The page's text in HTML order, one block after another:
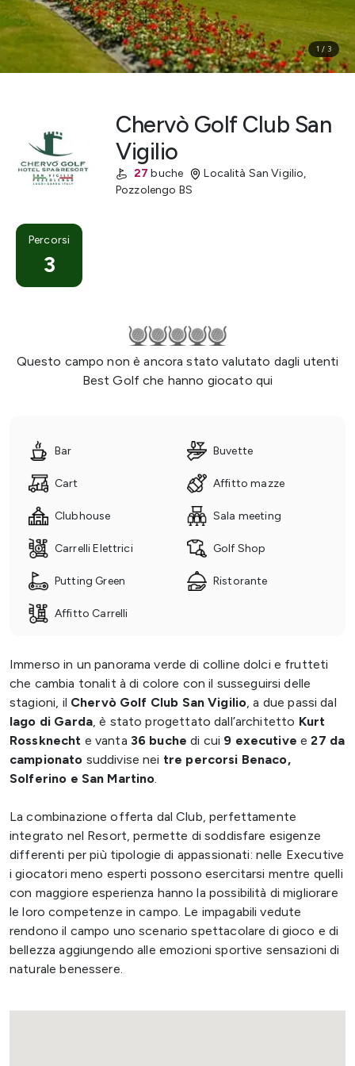
1 / 3
Chervò Golf Club San
Vigilio
27 buche Località San Vigilio,
Pozzolengo BS
Percorsi
3
Questo campo non è ancora stato valutato dagli utenti
Best Golf che hanno giocato qui
Bar Buvette
Cart Affitto mazze
Clubhouse Sala meeting
Carrelli Elettrici Golf Shop
Putting Green Ristorante
Affitto Carrelli
Immerso in un panorama verde di colline dolci e frutteti
che cambia tonalit à di colore con il susseguirsi delle
stagioni, il Chervò Golf Club San Vigilio , a due passi dal
lago di Garda, è stato progettato dall’architetto Kurt
Rossknecht e vanta 36 buche di cui 9 executive e27 da
campionato suddivise nei tre percorsi Benaco,
Solferino e San Martino
La combinazione offerta dal Club, perfettamente
integrato nel Resort, permette di soddisfare esigenze
differenti per più tipologie di appassionati: nelle Executive
i giocatori meno esperti possono esercitarsi mentre quelli
con maggiore esperienza hanno la possibilità di migliorare
le loro competenze in campo. Le impagabili vedute
rendono il campo uno scenario spettacolare di gioco e di
bellezza aggiungendo alle emozioni sportive sensazioni di
naturale benessere.